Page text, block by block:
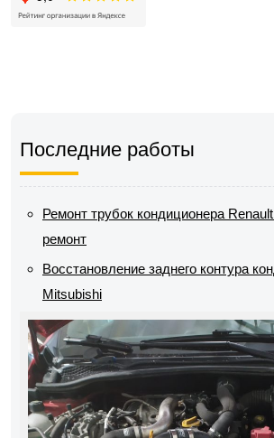
Последние работы
Ремонт трубок кондиционера
ремонт
Восстановление заднего контура
Mitsubishi